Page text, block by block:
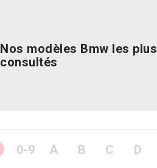
Nos modèles Bmw les plus
consultés
0-9 A B C D